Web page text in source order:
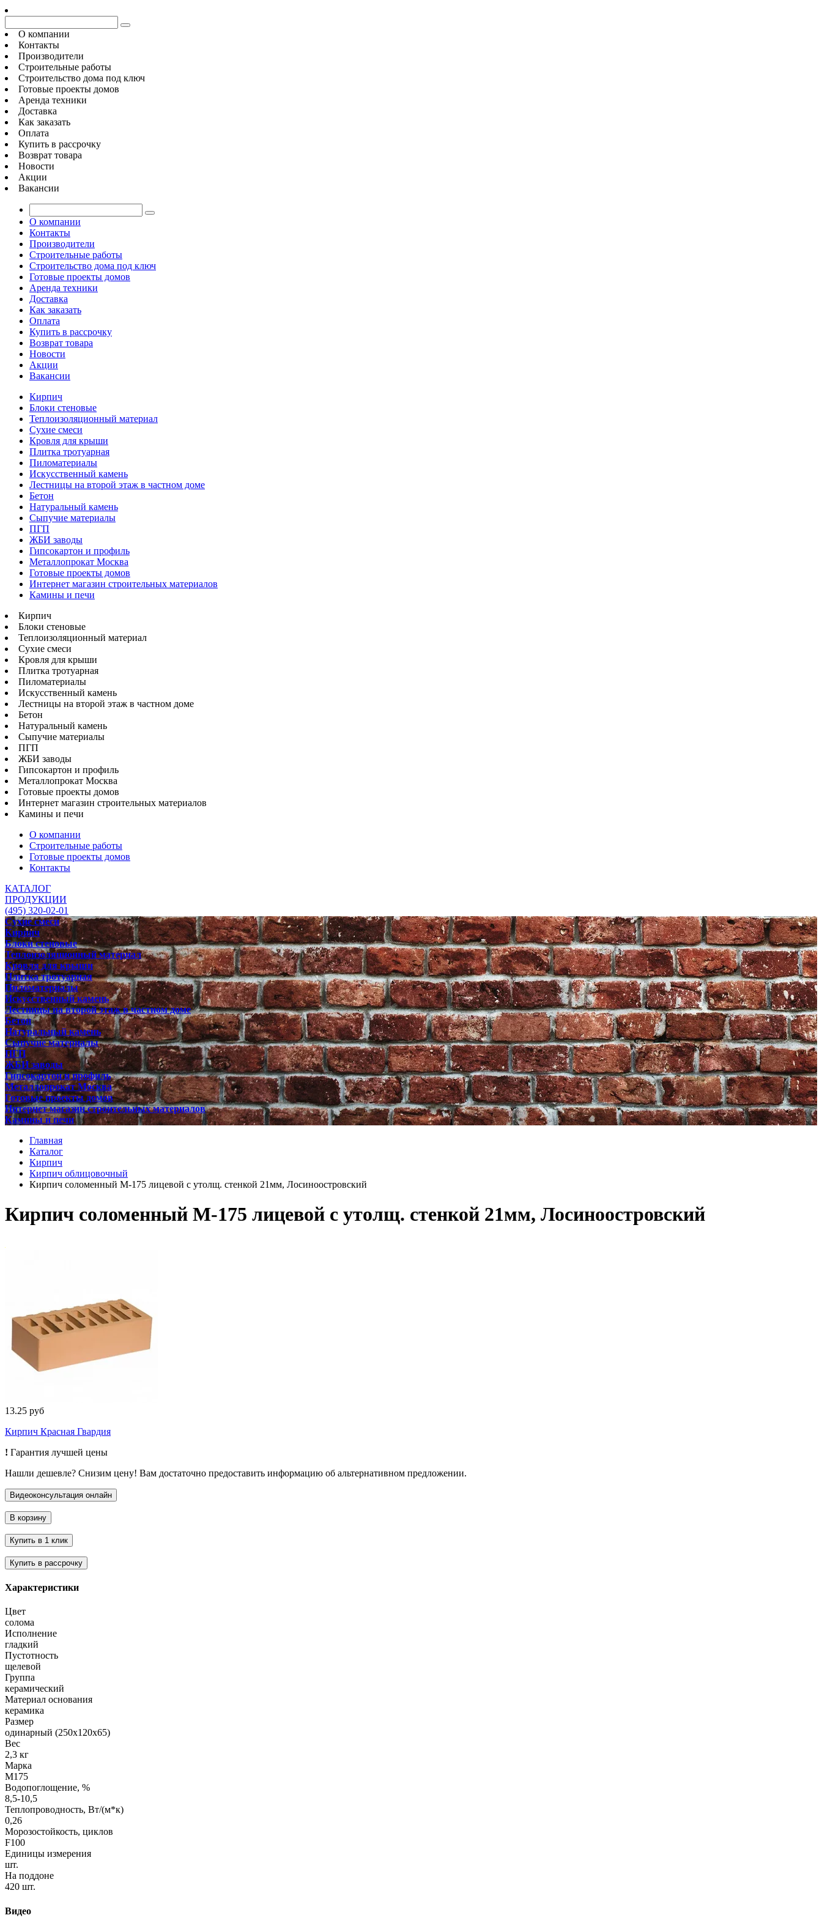
О компании
Контакты
Производители
Строительные работы
Строительство дома под ключ
Готовые проекты домов
Аренда техники
Доставка
Как заказать
Оплата
Купить в рассрочку
Возврат товара
Новости
Акции
Вакансии
О компании
Контакты
Производители
Строительные работы
Строительство дома под ключ
Готовые проекты домов
Аренда техники
Доставка
Как заказать
Оплата
Купить в рассрочку
Возврат товара
Новости
Акции
Вакансии
Кирпич
Блоки стеновые
Теплоизоляционный материал
Сухие смеси
Кровля для крыши
Плитка тротуарная
Пиломатериалы
Искусственный камень
Лестницы на второй этаж в частном доме
Бетон
Натуральный камень
Сыпучие материалы
ПГП
ЖБИ заводы
Гипсокартон и профиль
Металлопрокат Москва
Готовые проекты домов
Интернет магазин строительных материалов
Камины и печи
Кирпич
Блоки стеновые
Теплоизоляционный материал
Сухие смеси
Кровля для крыши
Плитка тротуарная
Пиломатериалы
Искусственный камень
Лестницы на второй этаж в частном доме
Бетон
Натуральный камень
Сыпучие материалы
ПГП
ЖБИ заводы
Гипсокартон и профиль
Металлопрокат Москва
Готовые проекты домов
Интернет магазин строительных материалов
Камины и печи
О компании
Строительные работы
Готовые проекты домов
Контакты
КАТАЛОГ
ПРОДУКЦИИ
(495) 320-02-01
Сухие смеси
Кирпич
Блоки стеновые
Теплоизоляционный материал
Кровля для крыши
Плитка тротуарная
Пиломатериалы
Искусственный камень
Лестницы на второй этаж в частном доме
Бетон
Натуральный камень
Сыпучие материалы
ПГП
ЖБИ заводы
Гипсокартон и профиль
Металлопрокат Москва
Готовые проекты домов
Интернет магазин строительных материалов
Камины и печи
Главная
Каталог
Кирпич
Кирпич облицовочный
Кирпич соломенный М-175 лицевой с утолщ. стенкой 21мм, Лосиноостровский
Кирпич соломенный М-175 лицевой с утолщ. стенкой 21мм, Лосиноостровский
13.25 руб
Кирпич Красная Гвардия
! Гарантия лучшей цены
Нашли дешевле? Снизим цену! Вам достаточно предоставить информацию об альтернативном предложении.
Характеристики
Цвет
солома
Исполнение
гладкий
Пустотность
щелевой
Группа
керамический
Материал основания
керамика
Размер
одинарный (250х120х65)
Вес
2,3 кг
Марка
М175
Водопоглощение, %
8,5-10,5
Теплопроводность, Вт/(м*к)
0,26
Морозостойкость, циклов
F100
Единицы измерения
шт.
На поддоне
420 шт.
Видео